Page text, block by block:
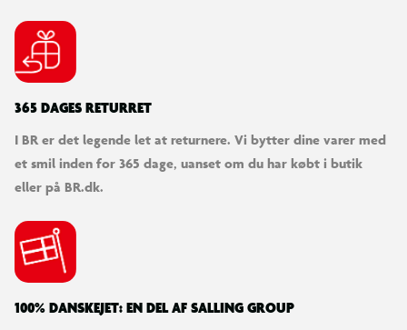
365 DAGES RETURRET
I BR er det legende let at returnere. Vi bytter dine varer med
et smil inden for 365 dage, uanset om du har købt i butik
eller på BR.dk.
100% DANSKEJET: EN DEL AF SALLING GROUP